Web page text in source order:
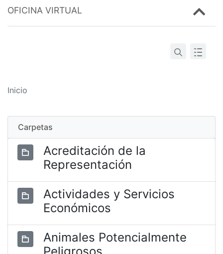
OFICINA VIRTUAL
Inicio
Carpetas
Acreditación de la
Representación
Actividades y Servicios
Económicos
Animales Potencialmente